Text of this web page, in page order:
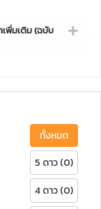
พิ่มเติม (ฉบับ
ทั้งหมด
5 ดาว (0)
4 ดาว (0)